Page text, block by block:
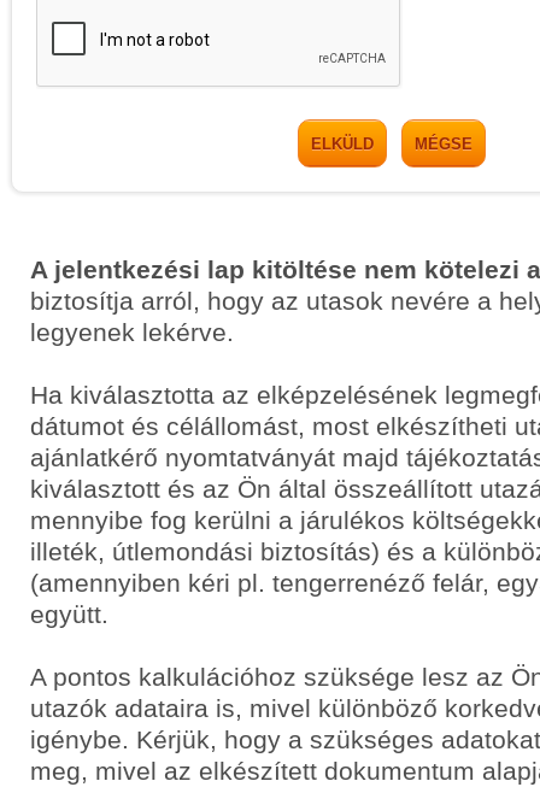
ELKÜLD MÉGSE
A jelentkezési lap kitöltése nem kötelezi
biztosítja arról, hogy az utasok nevére a
legyenek lekérve.
Ha kiválasztotta az elképzelésének
dátumot és célállomást, most elkészítheti
ajánlatkérő nyomtatványát majd
kiválasztott és az Ön által összeállított
mennyibe fog kerülni a járulékos
illeték, útlemondási biztosítás) és a
(amennyiben kéri pl. tengerrenéző felár,
együtt.
A pontos kalkulációhoz szüksége lesz az
utazók adataira is, mivel különböző
igénybe. Kérjük, hogy a szükséges
meg, mivel az elkészített dokumentum